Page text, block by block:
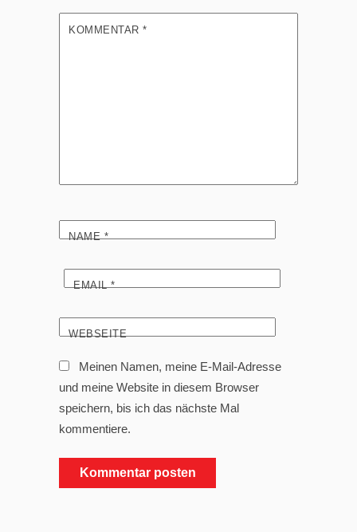
KOMMENTAR*
NAME*
EMAIL*
WEBSEITE
Meinen Namen, meine E-Mail-Adresse
und meine Website in diesem Browser
speichern, bis ich das nächste Mal
kommentiere.